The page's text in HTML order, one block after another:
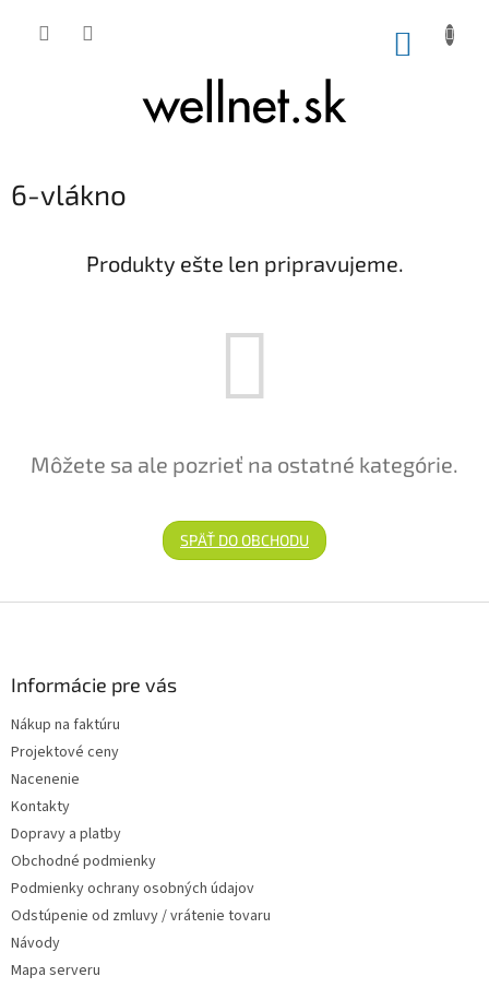
6-vlákno
Produkty ešte len pripravujeme.
Môžete sa ale pozrieť na ostatné kategórie.
SPÄŤ DO OBCHODU
Informácie pre vás
Nákup na faktúru
Projektové ceny
Nacenenie
Kontakty
Dopravy a platby
Obchodné podmienky
Podmienky ochrany osobných údajov
Odstúpenie od zmluvy / vrátenie tovaru
Návody
Mapa serveru